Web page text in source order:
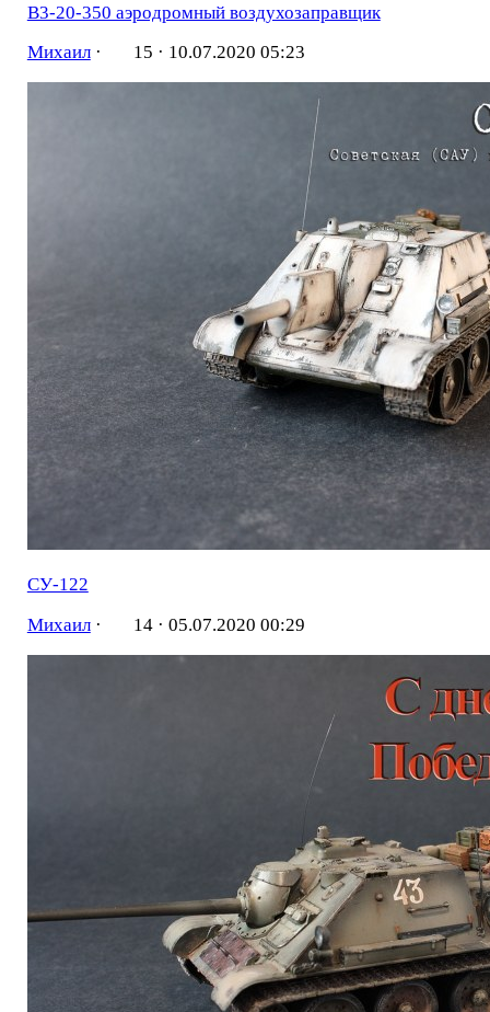
В3-20-350 аэродромный воздухозаправщик
Михаил· 15 · 10.07.2020 05:23
СУ-122
Михаил· 14 · 05.07.2020 00:29